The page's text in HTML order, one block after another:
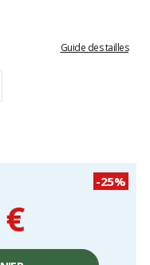
Guide des tailles
-25%